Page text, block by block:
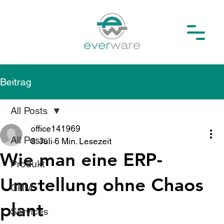
Beitrag
All Posts
Produkt
CRM
Services
All Posts
Wie man eine ERP-
Umstellung ohne Chaos
plant
office141969
8. Juli 6 Min. Lesezeit